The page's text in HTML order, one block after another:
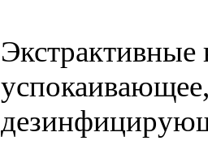
Экстрактивные